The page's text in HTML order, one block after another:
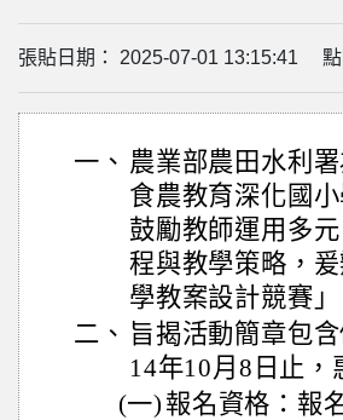
張貼日期： 2025-07-01 13:15:41 點
一、 農業部農田水利
食農教育深化國
鼓勵教師運用多
程與教學策略，
學教案設計競賽」
二、 旨揭活動簡章包
14年10月8日止
(一) 報名資格：報